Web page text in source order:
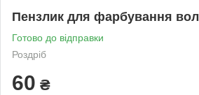
Пензлик для фарбування
Готово до відправки
Роздріб
60 ₴